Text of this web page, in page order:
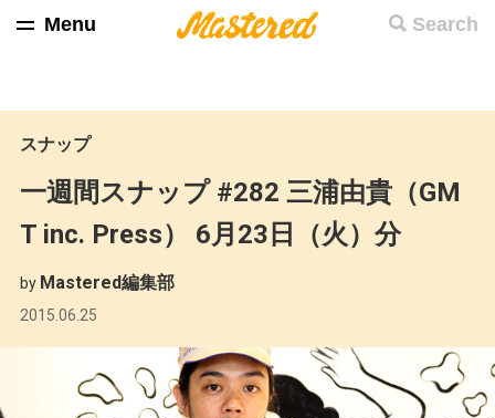
Search
Menu
スナップ
一週間スナップ #282 三浦由貴（GM
T inc. Press） 6月23日（火）分
by Mastered編集部
2015.06.25